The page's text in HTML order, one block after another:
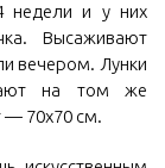
недели и у них
Высаживают
вечером. Лунки
на том же
— 70x70 см.